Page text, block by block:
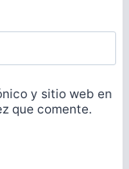
y sitio web en
que comente.